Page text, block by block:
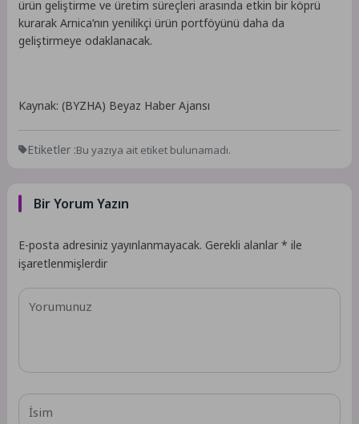
ürün geliştirme ve üretim süreçleri arasında etkin bir köprü
kurarak Arnica’nın yenilikçi ürün portföyünü daha da
geliştirmeye odaklanacak.
Kaynak: (BYZHA) Beyaz Haber Ajansı
Etiketler :Bu yazıya ait etiket bulunamadı.
Bir Yorum Yazın
E-posta adresiniz yayınlanmayacak. Gerekli alanlar* ile
işaretlenmişlerdir